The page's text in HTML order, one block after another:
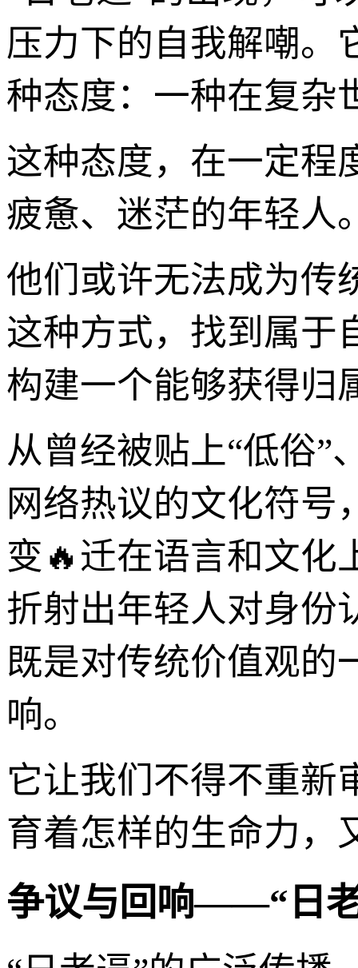
压力下的自我解嘲。
种态度：一种在复杂
这种态度，在一定程
疲惫、迷茫的年轻人
他们或许无法成为传
这种方式，找到属于
构建一个能够获得归
从曾经被贴上“低俗”
网络热议的文化符号
变🔥迁在语言和文化
折射出年轻人对身份
既是对传统价值观的
响。
它让我们不得不重新
育着怎样的生命力，
争议与回响——“日